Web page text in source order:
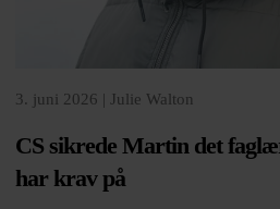
3. juni 2026 | Julie Walton
CS sikrede Martin det
har krav på